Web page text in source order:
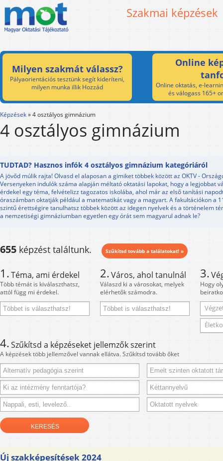
Szakmai képzések
Milyen szakmát válassz?
Pályaorientációs tesztünk segít kideríteni,
milyen munka illik Hozzád
Online
Online oktatás, e-
és válogass 165+
Képzések»4 osztályos gimnázium
4 osztályos gimnázium
TUDTAD? Hasznos infók 4 osztályos gimnázium kategóriáról
A jövőd múlik rajta! Olvasd el alaposan a gimiket többek között az OKTV -
Versenyeken indulók száma alapján méltató oktatási lapokat, hogy a legjobbat
érdekel egy téma, felvételizz tagozatos iskolába, ahol már az első tanítási
óraszámban oktatják például a matematikát vagy a magyart. A fakultációkon a
szintű érettségire tanulhatsz többek között az idegen nyelvek és a történelem
a nemzetiségi gimnáziumban egyetlen egy órát sem magyarul adnak le?
655 képzést találtunk. Szűkítsd tovább a találatokat! »
1.Téma, ami érdekel
Több témát is kiválaszthatsz,
attól függ mi érdekel.
2.Város, ahol tanulnál
Válaszd ki a városokat, melyek
elérhetők számodra.
3.
Hogy
4.Szűkítsd a képzéseket jellemzők szerint
A képzések több jellemzővel vannak ellátva. Szűkítsd tovább őket
Új szakképesítések 2024